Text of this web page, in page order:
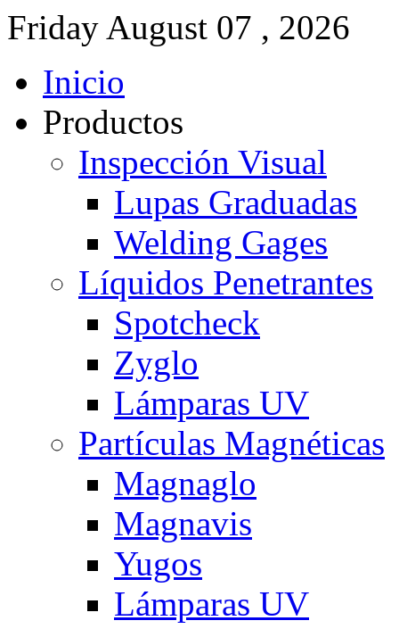
Friday August 07 , 2026
Inicio
Productos
Inspección Visual
Lupas Graduadas
Welding Gages
Líquidos Penetrantes
Spotcheck
Zyglo
Lámparas UV
Partículas Magnéticas
Magnaglo
Magnavis
Yugos
Lámparas UV